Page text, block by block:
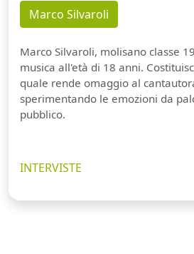
Marco Silvaroli
Marco Silvaroli, molisano classe
musica all'età di 18 anni.
quale rende omaggio al
sperimentando le emozioni da
pubblico.
INTERVISTE